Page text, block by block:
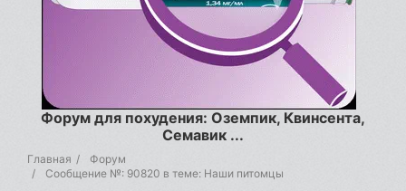
Форум для похудения: Оземпик, Квинсента,
Семавик ...
Главная
Форум
Сообщение №: 90820 в теме: Наши питомцы